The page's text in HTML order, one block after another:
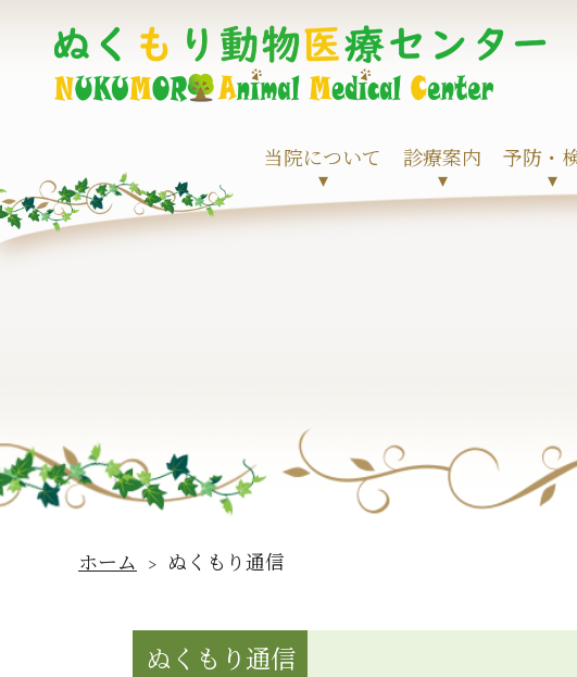
当院について
▾
診療案内
▾
予防・
▾
ホーム ﹥ ぬくもり通信
ぬくもり通信